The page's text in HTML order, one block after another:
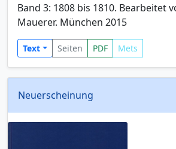
Band 3: 1808 bis 1810. Bearbeitet
Mauerer. München 2015
Text Seiten PDF Mets
Neuerscheinung